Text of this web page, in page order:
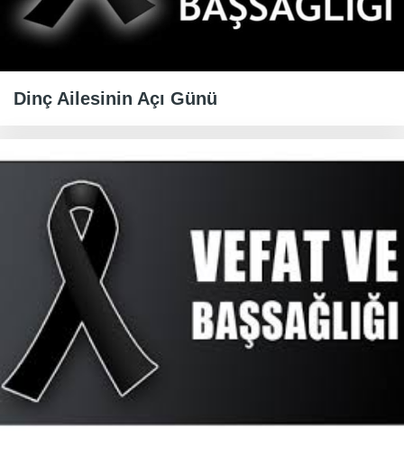
Dinç Ailesinin Açı Günü